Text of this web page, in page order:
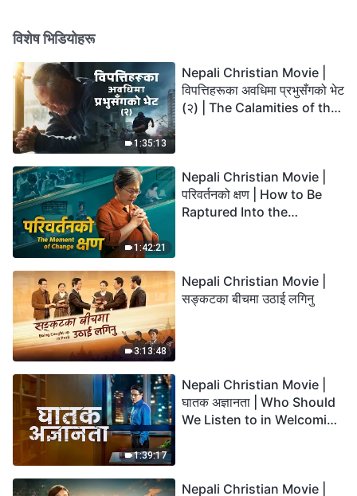
विशेष भिडियोहरू
1:35:13
Nepali Christian Movie |
विपत्तिहरूका अवधिमा प्रभुसँगको भेट
(२) | The Calamities of the
1:42:21
Nepali Christian Movie |
परिवर्तनको क्षण | How to Be
Raptured Into the
3:13:48
Nepali Christian Movie |
सङ्कटका बीचमा उठाई लगिनु
1:39:17
Nepali Christian Movie |
घातक अज्ञानता | Who Should
We Listen to in Welcoming
Nepali Christian Movie |